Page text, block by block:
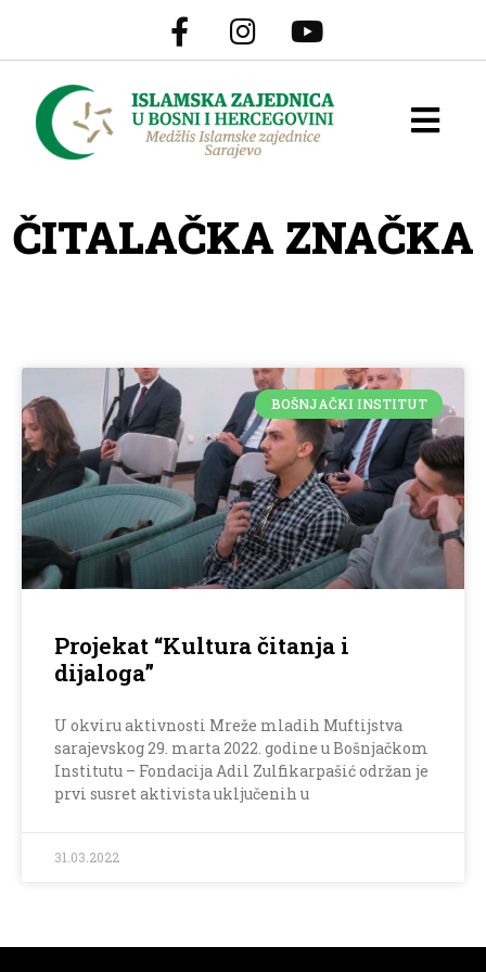
ČITALAČKA ZNAČKA
BOŠNJAČKI INSTITUT
Projekat “Kultura čitanja i
dijaloga”
U okviru aktivnosti Mreže mladih Muftijstva
sarajevskog 29. marta 2022. godine u Bošnjačkom
Institutu – Fondacija Adil Zulfikarpašić održan je
prvi susret aktivista uključenih u
31.03.2022